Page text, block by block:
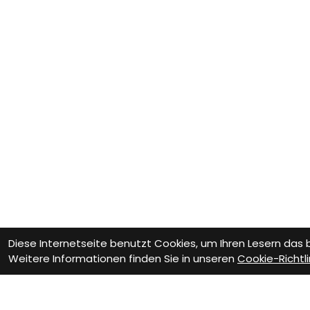
Diese Internetseite benutzt Cookies, um Ihren Lesern
Weitere Informationen finden Sie in unseren Cookie-